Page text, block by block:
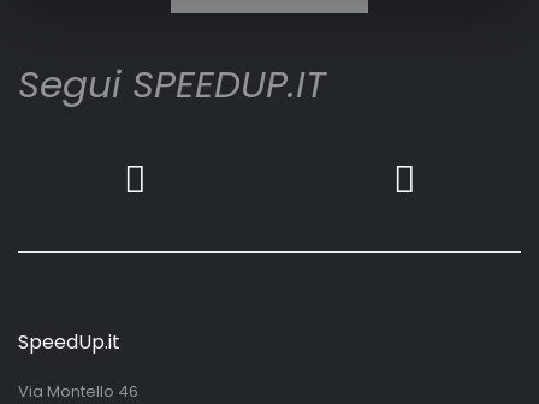
Segui SPEEDUP.IT
SpeedUp.it
Via Montello 46